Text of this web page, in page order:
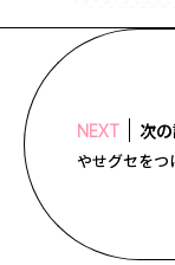
NEXT 次
やせグセをつ